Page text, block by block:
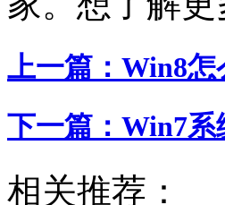
上一篇： Win8怎
下一篇： Win7系
相关推荐：